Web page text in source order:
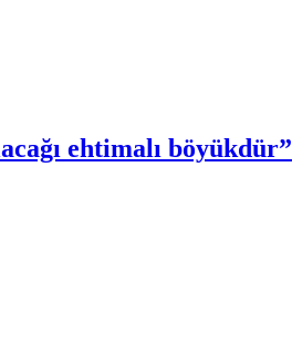
ehtimalı böyükdür”